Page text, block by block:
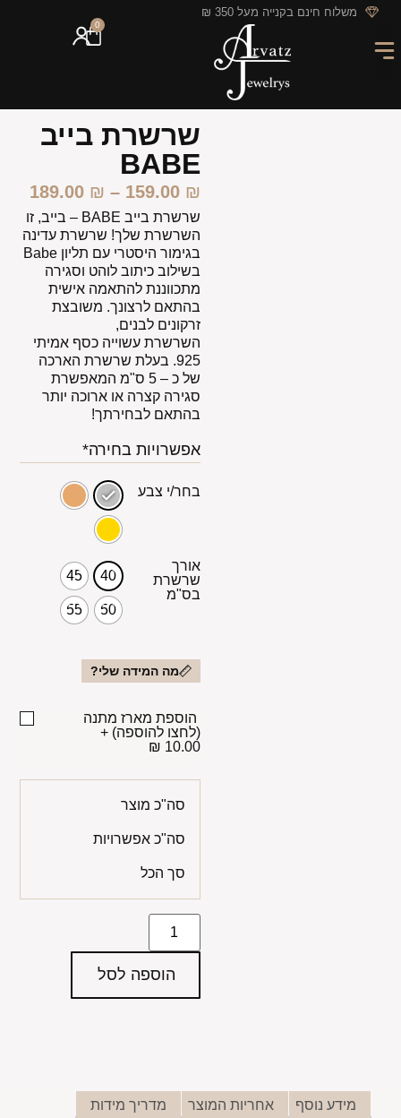
לתוכן משלוח חינם בקנייה מעל 350 ₪
0
שרשרת בייב
BABE
159.00₪
–
189.00₪
שרשרת בייב BABE
– בייב, זו
השרשרת שלך! שרשרת עדינה
בגימור היסטרי עם תליון Babe
בשילוב כיתוב לוהט וסגירה
מתכווננת להתאמה אישית
בהתאם לרצונך. משובצת
זרקונים לבנים,
השרשרת עשוייה כסף אמיתי
925. בעלת שרשרת הארכה
של כ – 5 ס"מ המאפשרת
סגירה קצרה או ארוכה יותר
בהתאם לבחירתך!
אפשרויות בחירה*
בחר/י צבע
אורך
שרשרת
בס"מ
40
45
50
55
מה המידה שלי?
הוספת מארז מתנה
(לחצו להוספה)+
10.00 ₪
סה"כ מוצר
סה"כ אפשרויות
סך הכל
הוספה לסל
מידע נוסף אחריות המוצר
מדריך מידות